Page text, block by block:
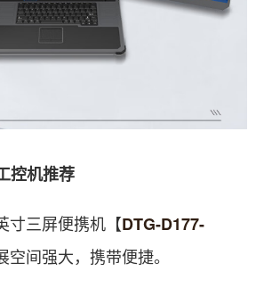
机推荐
三屏便携机【DTG-D177-
空间强大，携带便捷。